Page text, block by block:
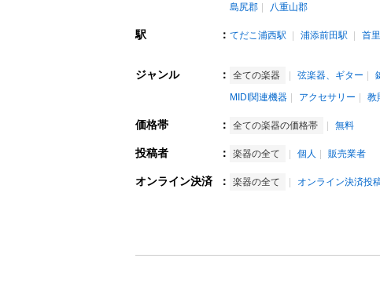
島尻郡
八重山郡
駅 ： てだこ浦西駅 浦添前田駅 首
ジャンル ： 全ての楽器 弦楽器、ギター
MIDI関連機器
アクセサリー 教
価格帯 ： 全ての楽器の価格帯 無料
投稿者 ： 楽器の全て 個人 販売業者
オンライン決済 ： 楽器の全て オンライン決済投